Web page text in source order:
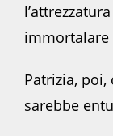
immortalare
Patrizia,
sarebbe